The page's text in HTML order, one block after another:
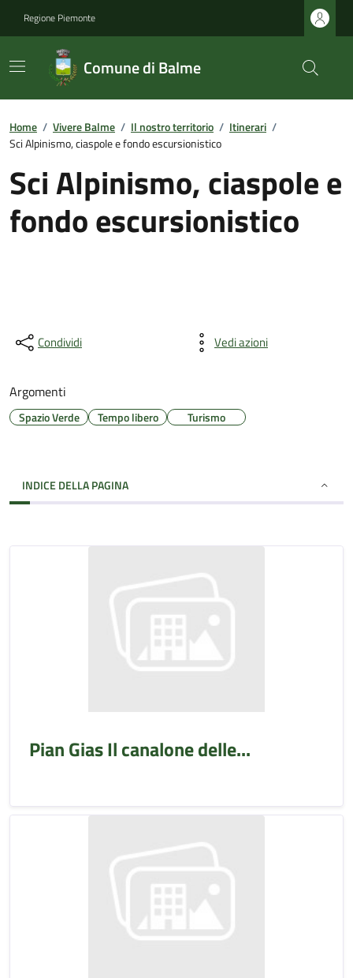
Regione Piemonte
Comune di Balme
Home / Vivere Balme / Il nostro territorio / Itinerari /
Sci Alpinismo, ciaspole e fondo escursionistico
Sci Alpinismo, ciaspole e
fondo escursionistico
Condividi Vedi azioni
Argomenti
Spazio Verde Tempo libero Turismo
INDICE DELLA PAGINA
Pian Gias Il canalone delle...